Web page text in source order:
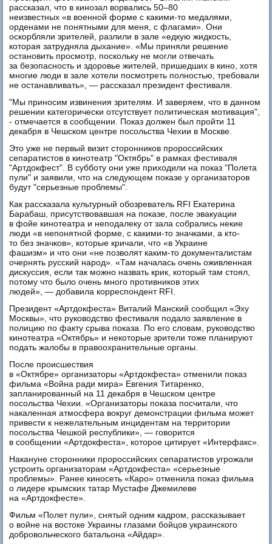
рассказал, что в кинозал ворвались 50–80
неизвестных «в военной форме с какими-то медалями,
орденами не понятными для меня, с флагами». Они
оскорбляли зрителей, разлили в зале «едкую жидкость,
которая затрудняла дыхание». «Мы приняли решение
остановить просмотр, поскольку не могли отвечать
за безопасность и здоровье жителей, пришедших в кино, хотя
многие люди в зале хотели посмотреть полностью, требовали
не останавливать», — рассказал президент фестиваля.
"Мы приносим извинения зрителям. И заверяем, что в данном
решении категорически отсутствует политическая мотивация",
- отмечается в сообщении. Показ должен был пройти 11
декабря в Чешском центре посольства Чехии в Москве.
Это уже не первый визит сторонников пророссийских
сепаратистов в кинотеатр "Октябрь" в рамках фестиваля
"Артдокфест". В субботу они уже приходили на показ "Полета
пули" и заявили, что на следующем показе у организаторов
будут "серьезные проблемы".
Как рассказала культурный обозреватель RFI Eкатерина
Барабаш, присутствовавшая на показе, после эвакуации
в фойе кинотеатра и неподалеку от зала собрались некие
люди «в непонятной форме, с какими-то значками, а кто-
то без значков», которые кричали, что «в Украине
фашизм» и что они «не позволят каким-то документалистам
очернять русский народ». «Там началась очень оживленная
дискуссия, если так можно назвать крик, который там стоял,
потому что было очень много противников этих
людей», — добавила корреспондент RFI.
Президент «Артдокфеста» Виталий Манский сообщил «Эху
Москвы», что руководство фестиваля подало заявление в
полицию по факту срыва показа. По его словам, руководство
кинотеатра «Октябрь» и некоторые зрители тоже планируют
подать жалобы в правоохранительные органы.
После происшествия
в «Октябре» организаторы «Артдокфеста» отменили показ
фильма «Война ради мира» Евгения Титаренко,
запланированный на 11 декабря в Чешском центре
посольства Чехии. «Организаторы показа посчитали, что
накаленная атмосфера вокруг демонстрации фильма может
привести к нежелательным инцидентам на территории
посольства Чешкой республики», — говорится
в сообщении «Артдокфеста», которое цитирует «Интерфакс».
Накануне сторонники пророссийских сепаратистов угрожали
устроить организаторам «Артдокфеста» «серьезные
проблемы». Ранее киносеть «Каро» отменила показ фильма
о лидере крымских татар Мустафе Джемилеве
на «Артдокфесте».
Фильм «Полет пули», снятый одним кадром, рассказывает
о войне на востоке Украины глазами бойцов украинского
добровольческого батальона «Айдар».